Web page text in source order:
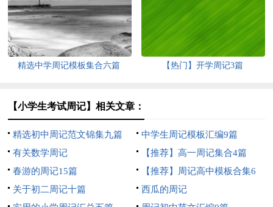
精选中学周记模板集合六篇 【热门】开学周记3篇
【小学生考试周记】相关文章：
精选初中周记范文锦集九篇
中学生周记模板汇编9篇
有关数学周记
【推荐】高一周记集合4篇
春游的周记15篇
【推荐】周记高中模板合集6
篇
关于初二周记十篇
西瓜的周记